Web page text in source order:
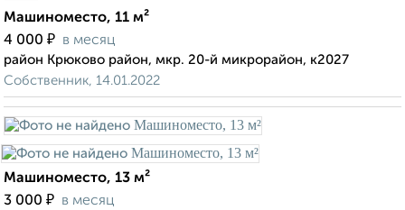
Машиноместо, 11 м²
4 000 ₽ в месяц
район Крюково район, мкр. 20-й микрорайон, к2027
Собственник, 14.01.2022
Машиноместо, 13 м²
3 000 ₽ в месяц